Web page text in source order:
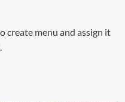
create menu and assign it